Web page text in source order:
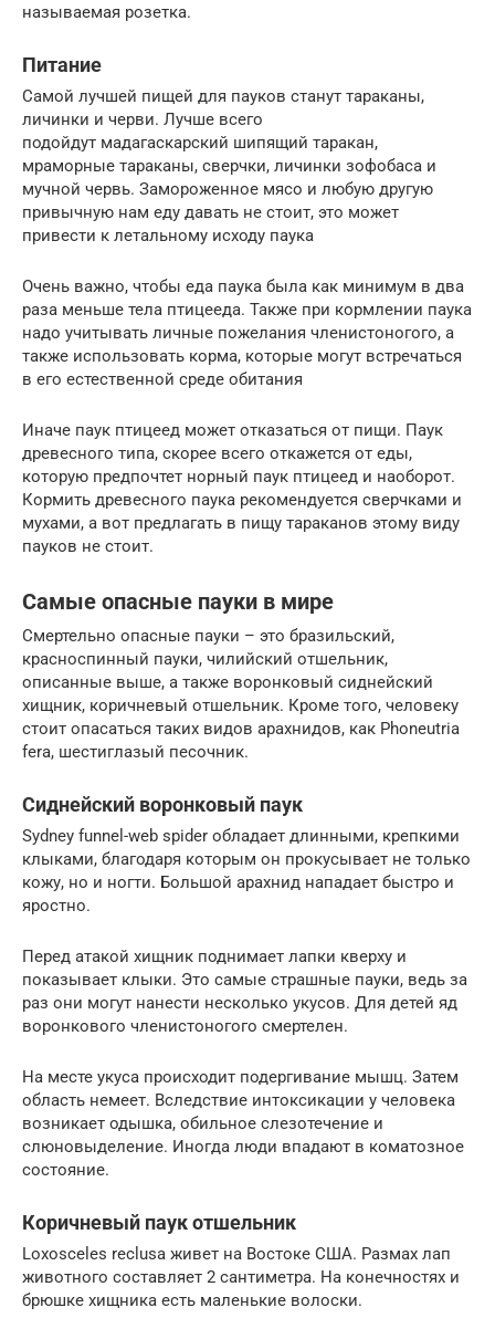
называемая розетка.
Питание
Самой лучшей пищей для пауков станут тараканы,
личинки и черви. Лучше всего
подойдут мадагаскарский шипящий таракан,
мраморные тараканы, сверчки, личинки зофобаса и
мучной червь. Замороженное мясо и любую другую
привычную нам еду давать не стоит, это может
привести к летальному исходу паука
Очень важно, чтобы еда паука была как минимум в два
раза меньше тела птицееда. Также при кормлении паука
надо учитывать личные пожелания членистоногого, а
также использовать корма, которые могут встречаться
в его естественной среде обитания
Иначе паук птицеед может отказаться от пищи. Паук
древесного типа, скорее всего откажется от еды,
которую предпочтет норный паук птицеед и наоборот.
Кормить древесного паука рекомендуется сверчками и
мухами, а вот предлагать в пищу тараканов этому виду
пауков не стоит.
Самые опасные пауки в мире
Смертельно опасные пауки – это бразильский,
красноспинный пауки, чилийский отшельник,
описанные выше, а также воронковый сиднейский
хищник, коричневый отшельник. Кроме того, человеку
стоит опасаться таких видов арахнидов, как Phoneutria
fera, шестиглазый песочник.
Сиднейский воронковый паук
Sydney funnel-web spider обладает длинными, крепкими
клыками, благодаря которым он прокусывает не только
кожу, но и ногти. Большой арахнид нападает быстро и
яростно.
Перед атакой хищник поднимает лапки кверху и
показывает клыки. Это самые страшные пауки, ведь за
раз они могут нанести несколько укусов. Для детей яд
воронкового членистоногого смертелен.
На месте укуса происходит подергивание мышц. Затем
область немеет. Вследствие интоксикации у человека
возникает одышка, обильное слезотечение и
слюновыделение. Иногда люди впадают в коматозное
состояние.
Коричневый паук отшельник
Loxosceles reclusa живет на Востоке США. Размах лап
животного составляет 2 сантиметра. На конечностях и
брюшке хищника есть маленькие волоски.